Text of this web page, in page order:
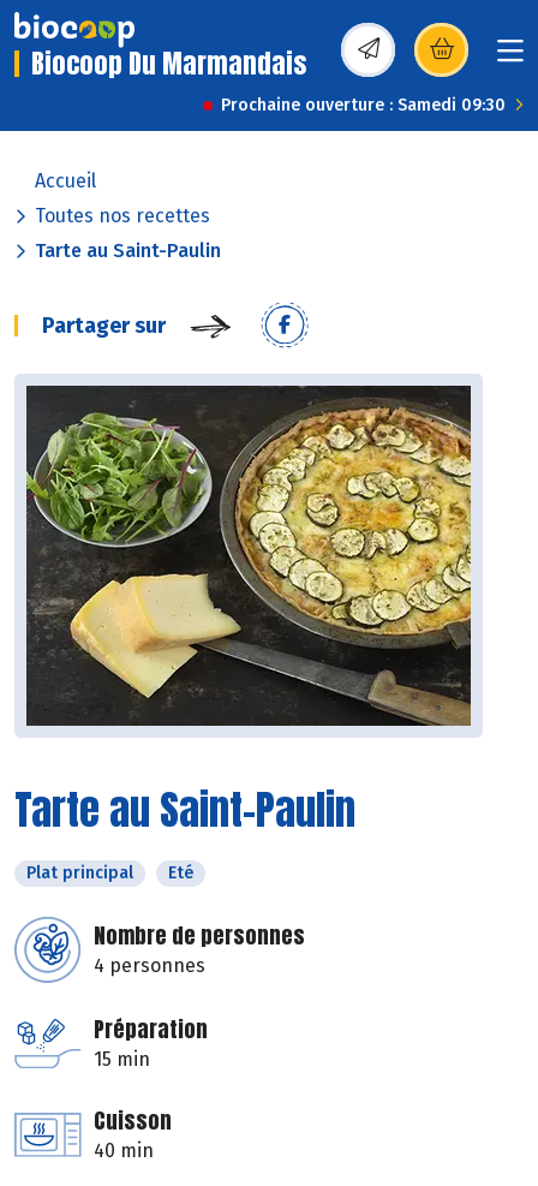
Biocoop Du Marmandais (s’ouvre dans une
Prochaine ouverture : Samedi 09:30
Accueil
Toutes nos recettes
Tarte au Saint-Paulin
Partager sur
Tarte au Saint-Paulin
Plat principal Eté
Nombre de personnes
4 personnes
Préparation
15 min
Cuisson
40 min